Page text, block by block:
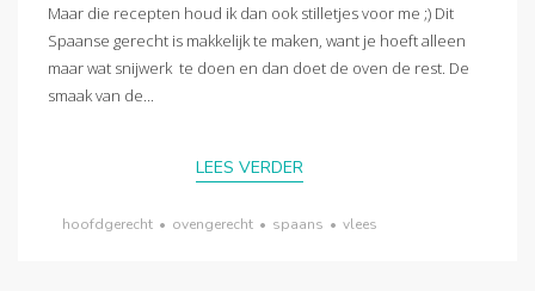
Maar die recepten houd ik dan ook stilletjes voor me ;) Dit
Spaanse gerecht is makkelijk te maken, want je hoeft alleen
maar wat snijwerk te doen en dan doet de oven de rest. De
smaak van de...
LEES VERDER
hoofdgerecht • ovengerecht • spaans • vlees